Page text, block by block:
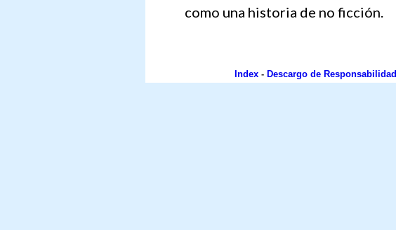
como una historia de no ficción.
Index- Descargo de Responsabilidad